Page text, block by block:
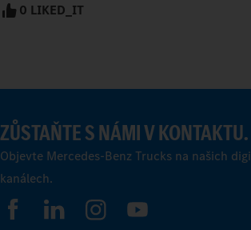
0 LIKED_IT
ZŮSTAŇTE S NÁMI V KONTAKTU.
Objevte Mercedes-Benz Trucks na našich
kanálech.